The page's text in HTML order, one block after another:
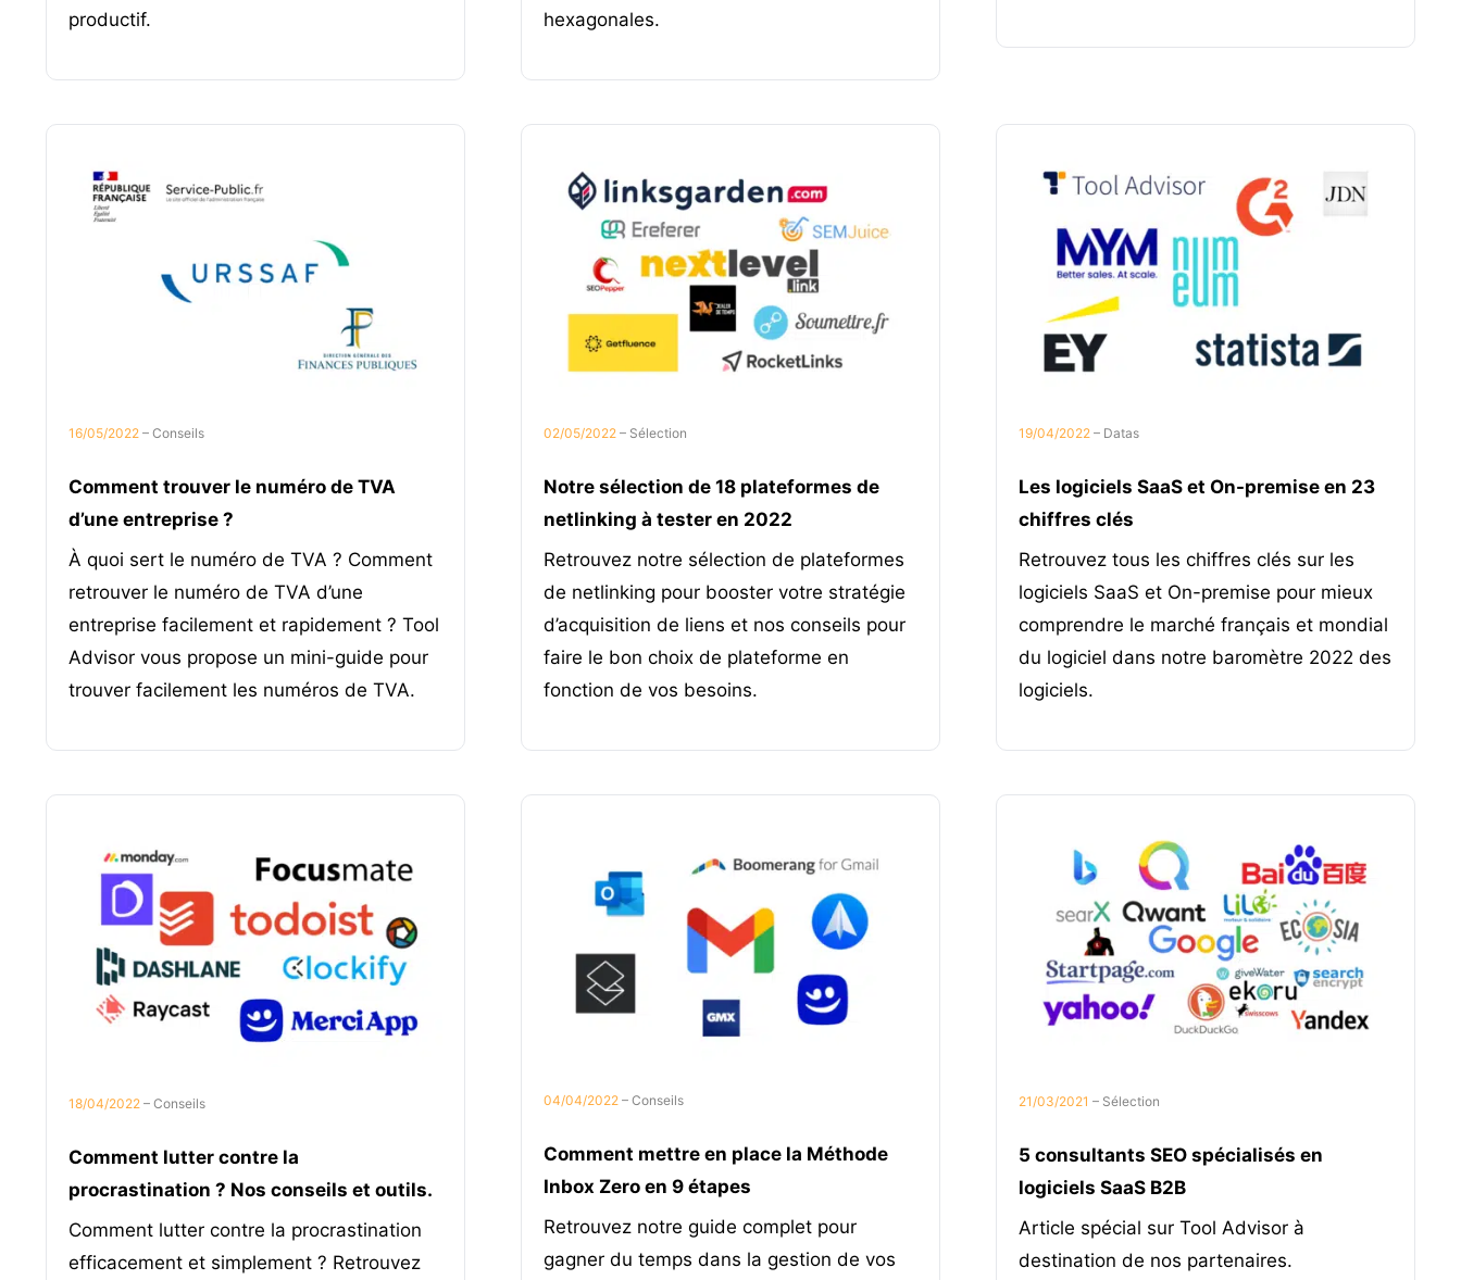
productif.
hexagonales.
16/05/2022 – Conseils
Comment trouver le numéro de TVA
d’une entreprise ?
À quoi sert le numéro de TVA ? Comment
retrouver le numéro de TVA d’une
entreprise facilement et rapidement ? Tool
Advisor vous propose un mini-guide pour
trouver facilement les numéros de TVA.
02/05/2022– Sélection
Notre sélection de 18 plateformes de
netlinking à tester en 2022
Retrouvez notre sélection de plateformes
de netlinking pour booster votre stratégie
d’acquisition de liens et nos conseils pour
faire le bon choix de plateforme en
fonction de vos besoins.
19/04/2022– Datas
Les logiciels SaaS et On-premise en 23
chiffres clés
Retrouvez tous les chiffres clés sur les
logiciels SaaS et On-premise pour mieux
comprendre le marché français et mondial
du logiciel dans notre baromètre 2022 des
logiciels.
18/04/2022 – Conseils
Comment lutter contre la
procrastination ? Nos conseils et outils.
Comment lutter contre la procrastination
efficacement et simplement ? Retrouvez
04/04/2022– Conseils
Comment mettre en place la Méthode
Inbox Zero en 9 étapes
Retrouvez notre guide complet pour
gagner du temps dans la gestion de vos
21/03/2021 – Sélection
5 consultants SEO spécialisés en
logiciels SaaS B2B
Article spécial sur Tool Advisor à
destination de nos partenaires.